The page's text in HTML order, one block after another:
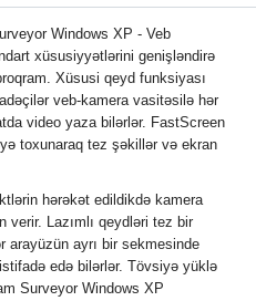
Windows XP - Veb
xüsusiyyətlərini genişləndirə
Xüsusi qeyd funksiyası
veb-kamera vasitəsilə hər
video yaza bilərlər. FastScreen
toxunaraq tez şəkillər və ekran
hərəkət edildikdə kamera
verir. Lazımlı qeydləri tez bir
arayüzün ayrı bir sekmesinde
edə bilərlər. Tövsiyə yüklə
Surveyor Windows XP